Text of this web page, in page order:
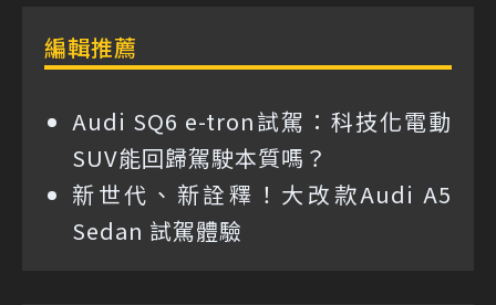
編輯推薦
Audi SQ6 e-tron試駕：科技化電動
SUV能回歸駕駛本質嗎？
新世代、新詮釋！大改款Audi A5
Sedan 試駕體驗